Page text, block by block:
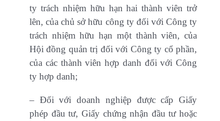
ty trách nhiệm hữu hạn hai thành viên trở
lên, của chủ sở hữu công ty đối với Công ty
trách nhiệm hữu hạn một thành viên, của
Hội đồng quản trị đối với Công ty cổ phần,
của các thành viên hợp danh đối với Công
ty hợp danh;
– Đối với doanh nghiệp được cấp Giấy
phép đầu tư, Giấy chứng nhận đầu tư hoặc